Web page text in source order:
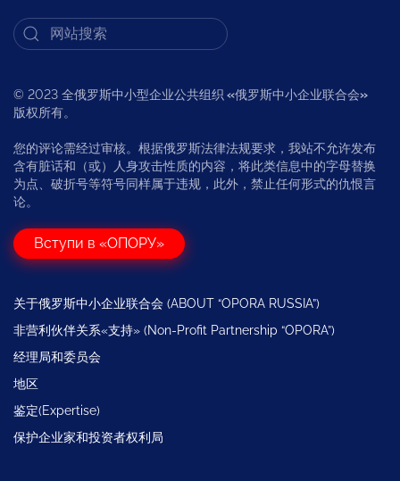
© 2023 全俄罗斯中小型企业公共组织 «俄罗斯中小企业联合会»
版权所有。
您的评论需经过审核。根据俄罗斯法律法规要求，我站不允许发布
含有脏话和（或）人身攻击性质的内容，将此类信息中的字母替换
为点、破折号等符号同样属于违规，此外，禁止任何形式的仇恨言
论。
Вступи в «ОПОРУ»
关于俄罗斯中小企业联合会 (ABOUT “OPORA RUSSIA”)
非营利伙伴关系«支持» (Non-Profit Partnership “OPORA”)
经理局和委员会
地区
鉴定(Expertise)
保护企业家和投资者权利局